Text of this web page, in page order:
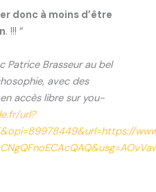
donc à moins d’être
. !!! “
Patrice Brasseur au bel
avec des
accès libre sur you-
url?